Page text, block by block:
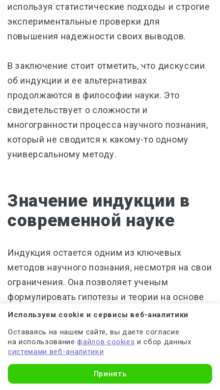
используя статистические подходы и строгие
экспериментальные проверки для
повышения надежности своих выводов.
В заключение стоит отметить, что дискуссии
об индукции и ее альтернативах
продолжаются в философии науки. Это
свидетельствует о сложности и
многогранности процесса научного познания,
который не сводится к какому-то одному
универсальному методу.
Значение индукции в
современной науке
Индукция остается одним из ключевых
методов научного познания, несмотря на свои
ограничения. Она позволяет ученым
формулировать гипотезы и теории на основе
наблюдаемых фактов.
Значение индукции особенно велико в
естественных науках — биологии, химии,
физике. Здесь индуктивные обобщения часто
становятся основой для открытия новых
Используем cookie и сервисы веб-аналитики
Оставаясь на нашем сайте, вы даете согласие
на использованиефайлов cookies и сбор данных
системами веб-аналитики
Принять